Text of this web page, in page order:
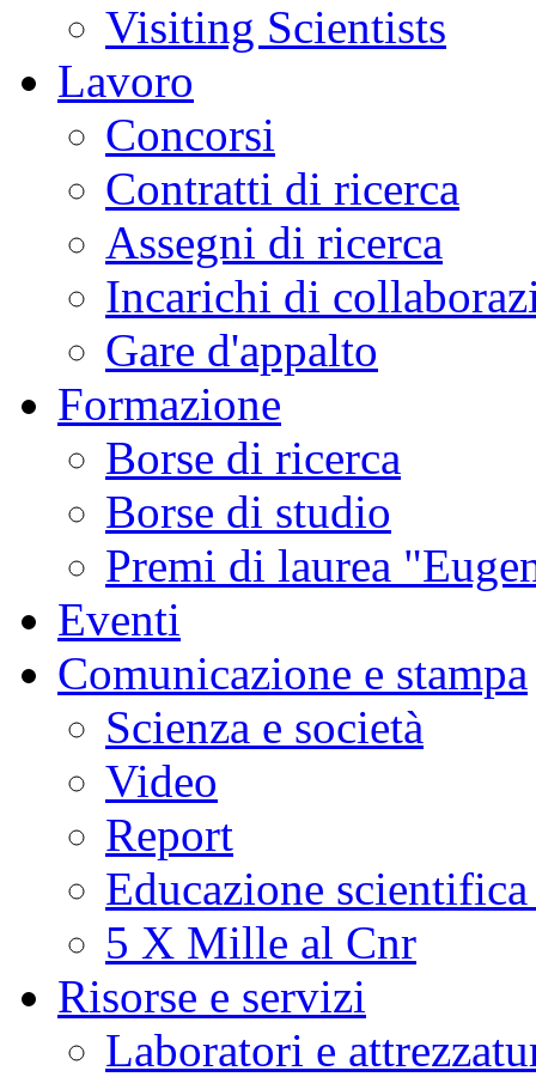
Visiting Scientists
Lavoro
Concorsi
Contratti di ricerca
Assegni di ricerca
Incarichi di
Gare d'appalto
Formazione
Borse di ricerca
Borse di studio
Premi di laurea
Eventi
Comunicazione e stampa
Scienza e società
Video
Report
Educazione
5 X Mille al Cnr
Risorse e servizi
Laboratori e